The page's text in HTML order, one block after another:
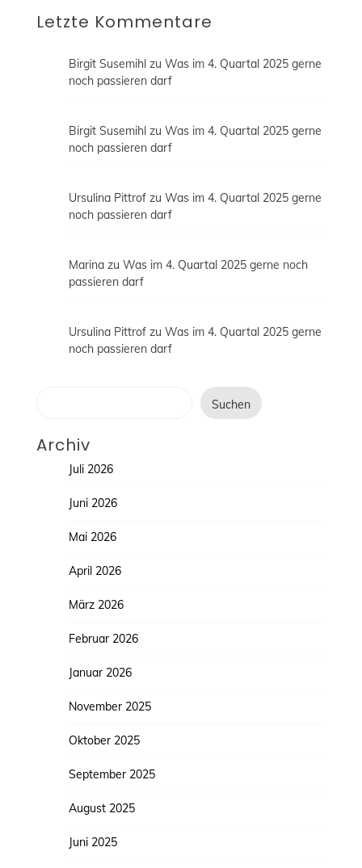
Letzte Kommentare
Birgit Susemihlzu Was im 4. Quartal 2025 gerne
noch passieren darf
Birgit Susemihlzu Was im 4. Quartal 2025 gerne
noch passieren darf
Ursulina Pittrofzu Was im 4. Quartal 2025 gerne
noch passieren darf
Marinazu Was im 4. Quartal 2025 gerne noch
passieren darf
Ursulina Pittrofzu Was im 4. Quartal 2025 gerne
noch passieren darf
Suchen
Archiv
Juli 2026
Juni 2026
Mai 2026
April 2026
März 2026
Februar 2026
Januar 2026
November 2025
Oktober 2025
September 2025
August 2025
Juni 2025